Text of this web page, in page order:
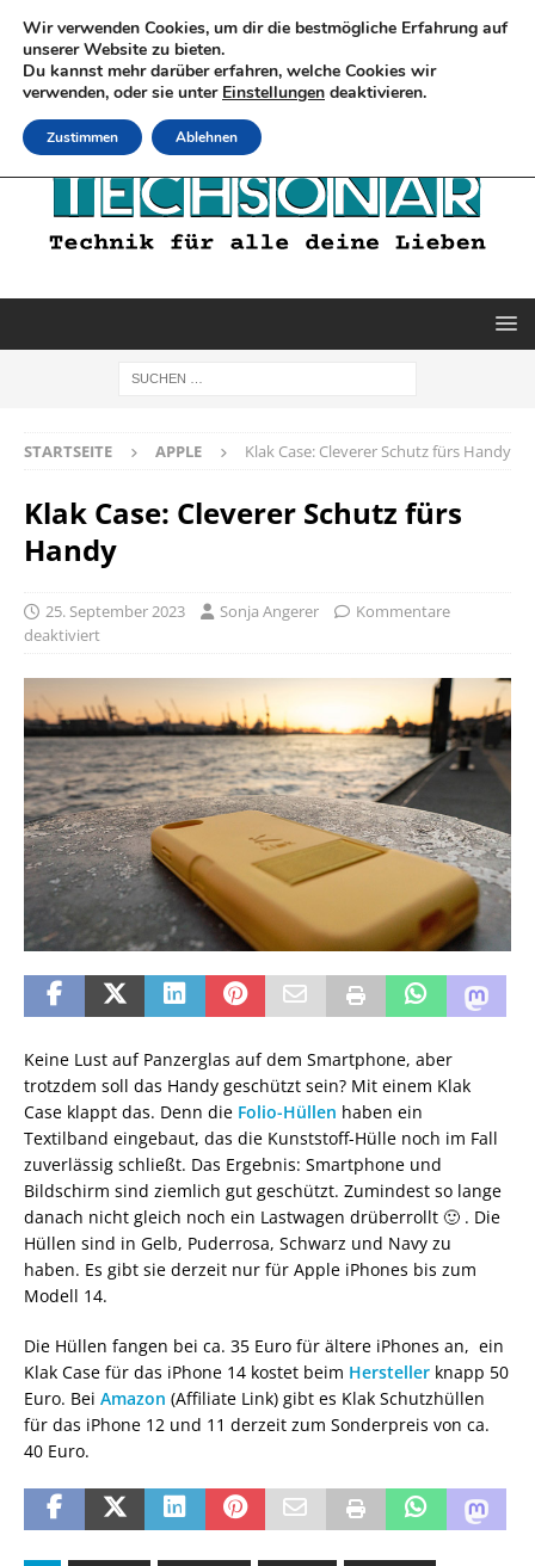
STARTSEITE APPLE Klak Case: Cleverer Schutz fürs Handy
Klak Case: Cleverer Schutz fürs
Handy
25. September 2023 Sonja Angerer
Kommentare
deaktiviert
Keine Lust auf Panzerglas auf dem Smartphone, aber
trotzdem soll das Handy geschützt sein? Mit einem Klak
Case klappt das. Denn die Folio-Hüllen haben ein
Textilband eingebaut, das die Kunststoff-Hülle noch im Fall
zuverlässig schließt. Das Ergebnis: Smartphone und
Bildschirm sind ziemlich gut geschützt. Zumindest so lange
danach nicht gleich noch ein Lastwagen drüberrollt 🙂 . Die
Hüllen sind in Gelb, Puderrosa, Schwarz und Navy zu
haben. Es gibt sie derzeit nur für Apple iPhones bis zum
Modell 14.
Die Hüllen fangen bei ca. 35 Euro für ältere iPhones an, ein
Klak Case für das iPhone 14 kostet beim Hersteller knapp 50
Euro. Bei Amazon (Affiliate Link) gibt es Klak Schutzhüllen
für das iPhone 12 und 11 derzeit zum Sonderpreis von ca.
40 Euro.
Wir verwenden Cookies, um dir die bestmögliche Erfahrung auf
unserer Website zu bieten.
Du kannst mehr darüber erfahren, welche Cookies wir
verwenden, oder sie unter Einstellungen deaktivieren.
Zustimmen Ablehnen